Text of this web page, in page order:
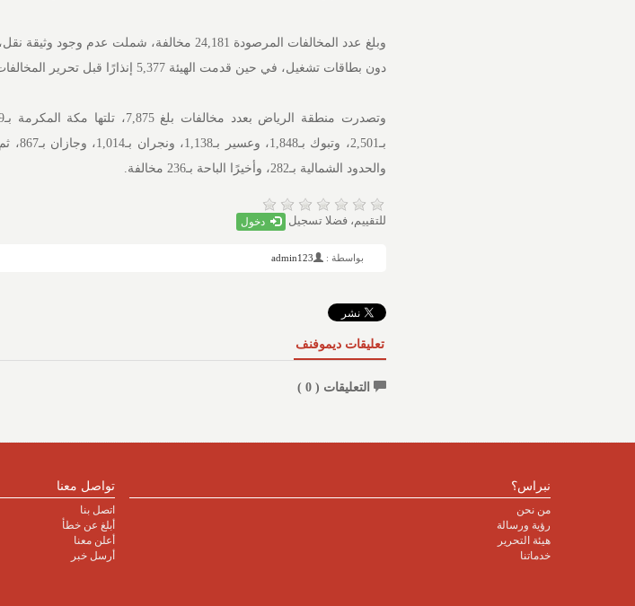
وبلغ عدد المخالفات المرصودة 24,181 مخالفة، شملت
دون بطاقات تشغيل، في حين قدمت الهيئة 5,377 إنذارًا قبل تحرير المخالفات.
والحدود الشمالية بـ282، وأخيرًا الباحة بـ236 مخالفة.
للتقييم، فضلا تسجيل دخول
بواسطة : admin123
تعليقات ديموفنف
التعليقات (0
)
نبراس؟
من نحن
رؤية ورسالة
هيئة التحرير
خدماتنا
تواصل معنا
اتصل بنا
أبلغ عن خطأ
أعلن معنا
أرسل خبر